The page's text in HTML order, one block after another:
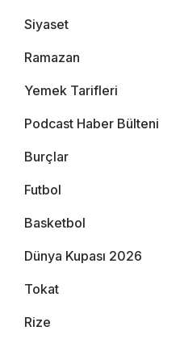
Siyaset
Ramazan
Yemek Tarifleri
Podcast Haber Bülteni
Burçlar
Futbol
Basketbol
Dünya Kupası 2026
Tokat
Rize